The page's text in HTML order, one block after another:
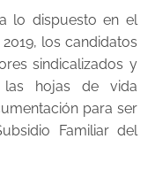
lo dispuesto en el
los candidatos
sindicalizados y
las hojas de vida
para ser
Familiar del